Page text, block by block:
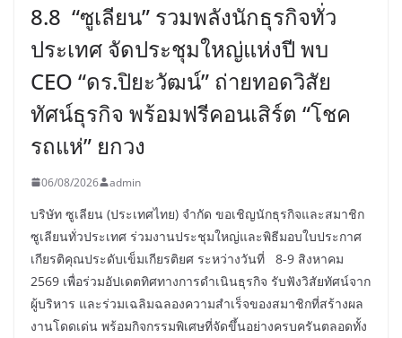
8.8 “ซูเลียน” รวมพลังนักธุรกิจทั่ว
ประเทศ จัดประชุมใหญ่แห่งปี พบ
CEO “ดร.ปิยะวัฒน์” ถ่ายทอดวิสัย
ทัศน์ธุรกิจ พร้อมฟรีคอนเสิร์ต “โชค
รถแห่” ยกวง
06/08/2026 admin
บริษัท ซูเลียน (ประเทศไทย) จำกัด ขอเชิญนักธุรกิจและสมาชิก
ซูเลียนทั่วประเทศ ร่วมงานประชุมใหญ่และพิธีมอบใบประกาศ
เกียรติคุณประดับเข็มเกียรติยศ ระหว่างวันที่ 8-9 สิงหาคม
2569 เพื่อร่วมอัปเดตทิศทางการดำเนินธุรกิจ รับฟังวิสัยทัศน์จาก
ผู้บริหาร และร่วมเฉลิมฉลองความสำเร็จของสมาชิกที่สร้างผล
งานโดดเด่น พร้อมกิจกรรมพิเศษที่จัดขึ้นอย่างครบครันตลอดทั้ง